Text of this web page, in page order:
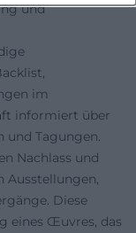
und
im
informiert über
und Tagungen.
Nachlass und
Ausstellungen,
Diese
eines Œuvres, das